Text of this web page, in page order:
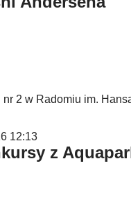
2 w Radomiu im.
12:13
z